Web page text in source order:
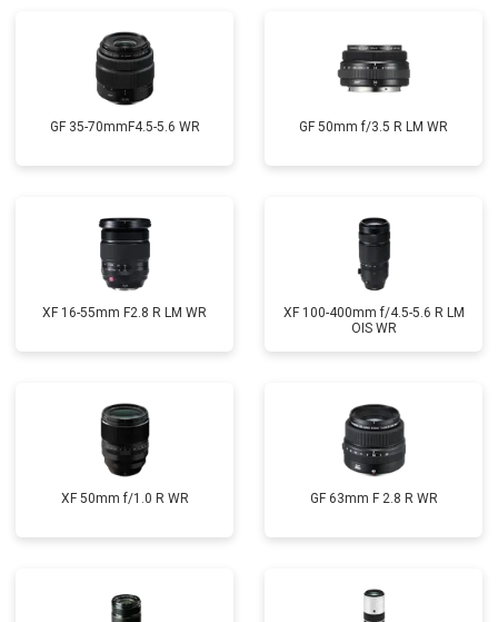
GF 35-70mmF4.5-5.6 WR GF 50mm f/3.5 R LM WR
XF 16-55mm F2.8 R LM WR
XF 100-400mm f/4.5-5.6 R LM
OIS WR
XF 50mm f/1.0 R WR GF 63mm F 2.8 R WR